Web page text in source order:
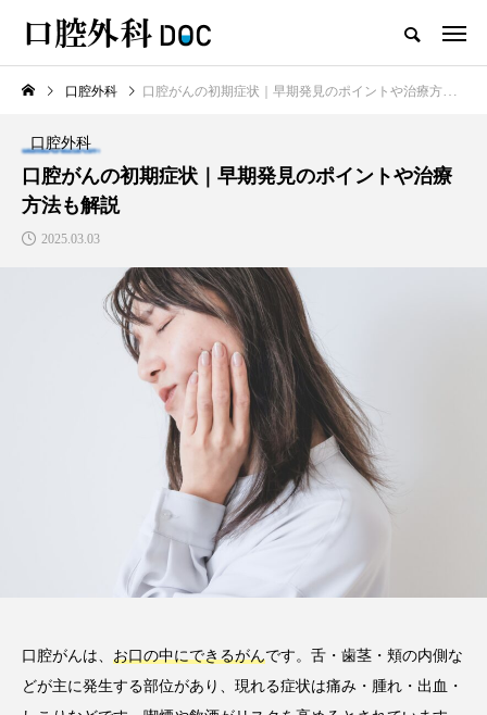
TOP 口腔外科
新着記事
口腔外科
口唇ヘルペスと口内炎の違い
は？見分け方や診療科、治療
注目のトピック
コラム
口腔外科 口腔がんの初期症状｜早期発見のポイントや治療方法も解説
口腔外科
口腔がんの初期症状｜早期発見のポイントや治療
方法も解説
2025.03.03
口腔がんは、 お口の中にできるがんです。舌・歯茎・頬の内側な
どが主に発生する部位があり、現れる症状は痛み・腫れ・出血・